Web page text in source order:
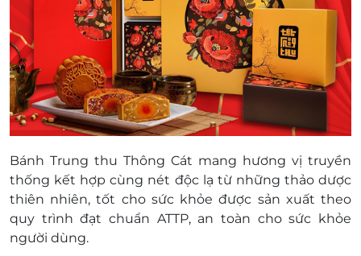
Bánh Trung thu Thông Cát mang hương vị truyền
thống kết hợp cùng nét độc lạ từ những thảo dược
thiên nhiên, tốt cho sức khỏe được sản xuất theo
quy trình đạt chuẩn ATTP, an toàn cho sức khỏe
người dùng.